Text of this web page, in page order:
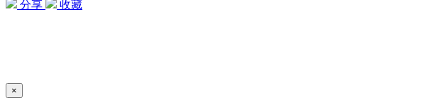
分享 收藏
×